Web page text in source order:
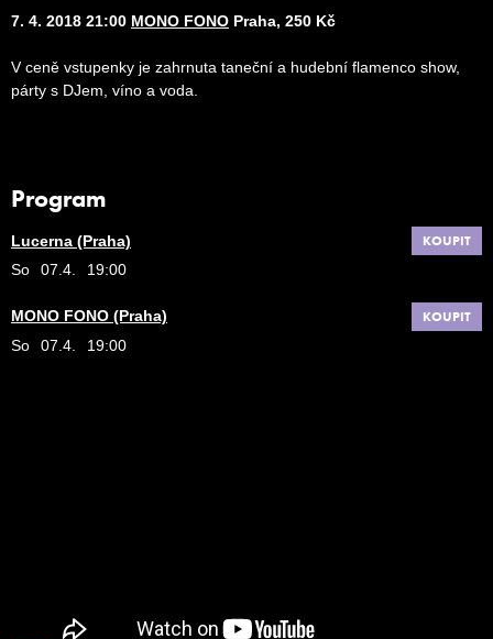
7. 4. 2018 21:00 MONO FONO Praha, 250 Kč
V ceně vstupenky je zahrnuta taneční a hudební flamenco show,
párty s DJem, víno a voda.
Program
Lucerna (Praha)
KOUPIT
So
07.4. 19:00
MONO FONO (Praha)
KOUPIT
So
07.4. 19:00